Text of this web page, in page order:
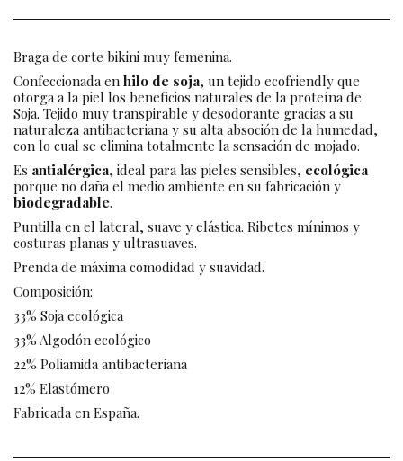
Braga de corte bikini muy femenina.
Confeccionada en hilo de soja, un tejido ecofriendly que
otorga a la piel los beneficios naturales de la proteína de
Soja. Tejido muy transpirable y desodorante gracias a su
naturaleza antibacteriana y su alta absoción de la humedad,
con lo cual se elimina totalmente la sensación de mojado.
Es antialérgica, ideal para las pieles sensibles, ecológica
porque no daña el medio ambiente en su fabricación y
biodegradable.
Puntilla en el lateral, suave y elástica. Ribetes mínimos y
costuras planas y ultrasuaves.
Prenda de máxima comodidad y suavidad.
Composición:
33% Soja ecológica
33% Algodón ecológico
22% Poliamida antibacteriana
12% Elastómero
Fabricada en España.